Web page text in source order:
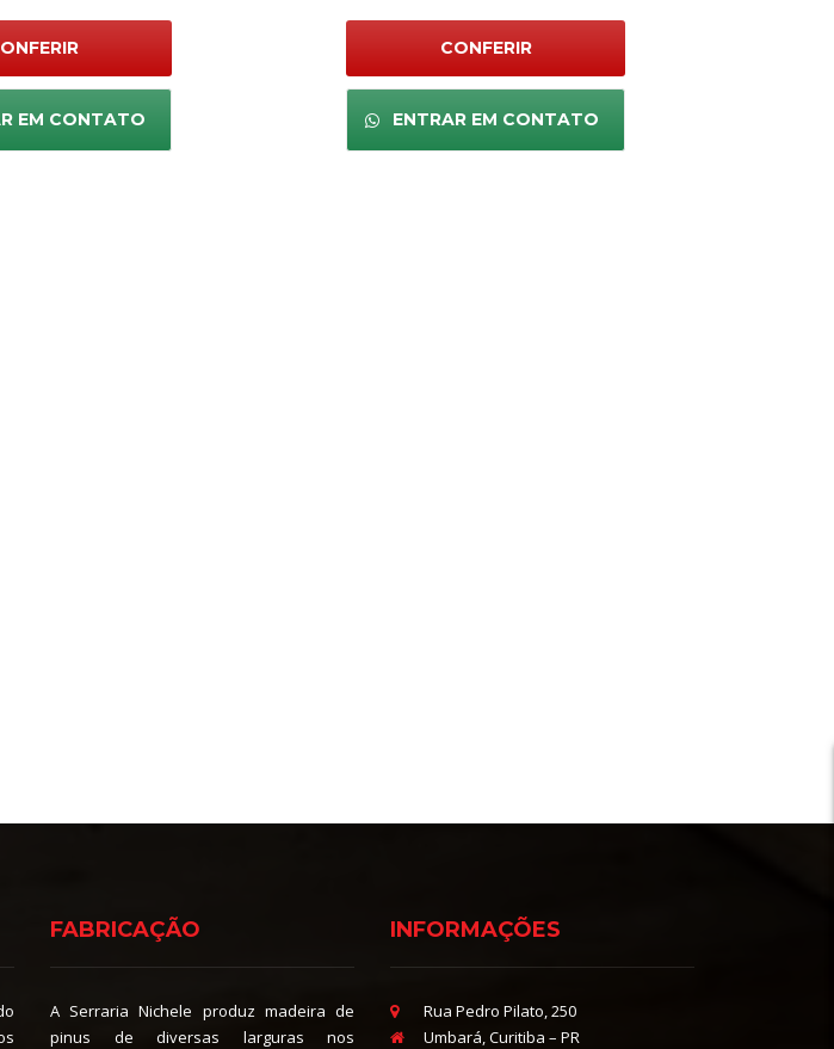
EM CONTATO
CONFERIR
ENTRAR EM CONTATO
FABRICAÇÃO
A Serraria Nichele produz madeira de
pinus de diversas larguras nos
INFORMAÇÕES
Rua Pedro Pilato, 250
Umbará, Curitiba – PR